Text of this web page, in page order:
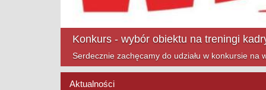
Mazowsze Cup na finiszu!
Zapraszamy na ostatnie turnieje Mazowsze Cup w
Aktualności